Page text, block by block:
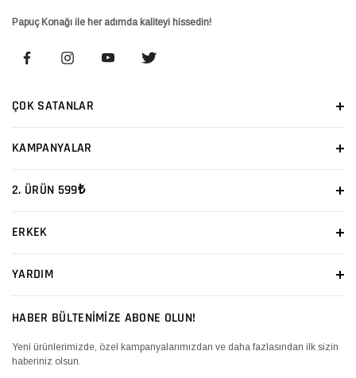
Papuç Konağı ile her adımda kaliteyi hissedin!
ÇOK SATANLAR
KAMPANYALAR
2. ÜRÜN 599₺
ERKEK
YARDIM
HABER BÜLTENİMİZE ABONE OLUN!
Yeni ürünlerimizde, özel kampanyalarımızdan ve daha fazlasından ilk sizin
haberiniz olsun.